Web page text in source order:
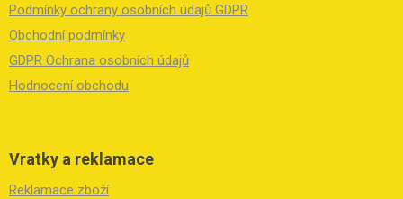
Podmínky ochrany osobních údajů GDPR
Obchodní podmínky
GDPR Ochrana osobních údajů
Hodnocení obchodu
Vratky a reklamace
Reklamace zboží